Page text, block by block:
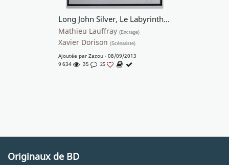
Long John Silver, Le Labyrinthe d'émeraude (T.3), Planche 32
Mathieu Lauffray (Encrage)
Xavier Dorison (Scénariste)
Ajoutée par Zazou - 08/09/2013
9 634
35 25
Originaux de BD